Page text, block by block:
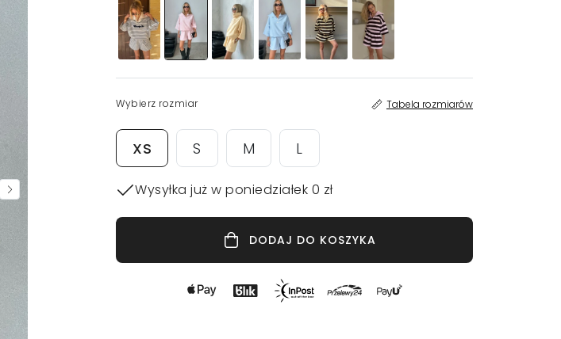
Wybierz rozmiar Tabela rozmiarów
XS S M L
Wysyłka już w poniedziałek 0 zł
DODAJ DO KOSZYKA